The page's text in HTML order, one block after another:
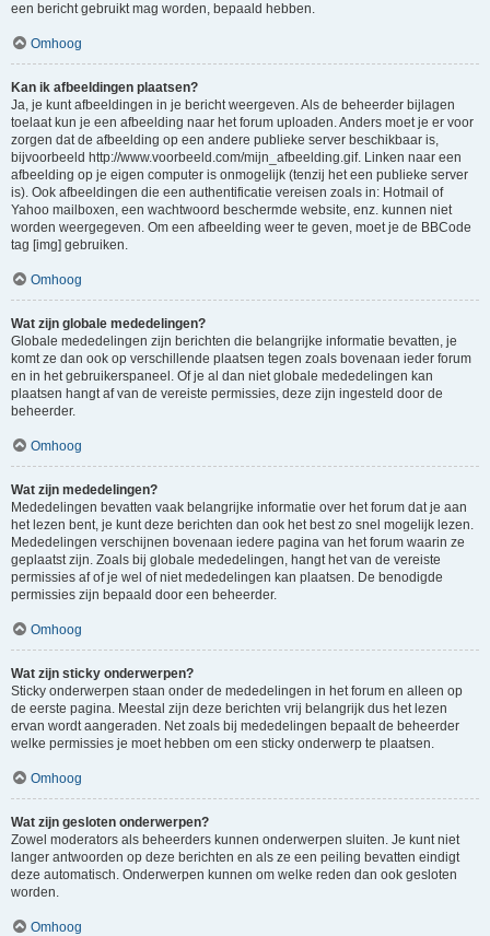
een bericht gebruikt mag worden, bepaald hebben.
Omhoog
Kan ik afbeeldingen plaatsen?
Ja, je kunt afbeeldingen in je bericht weergeven. Als de beheerder bijlagen
toelaat kun je een afbeelding naar het forum uploaden. Anders moet je er voor
zorgen dat de afbeelding op een andere publieke server beschikbaar is,
bijvoorbeeld http://www.voorbeeld.com/mijn_afbeelding.gif. Linken naar een
afbeelding op je eigen computer is onmogelijk (tenzij het een publieke server
is). Ook afbeeldingen die een authentificatie vereisen zoals in: Hotmail of
Yahoo mailboxen, een wachtwoord beschermde website, enz. kunnen niet
worden weergegeven. Om een afbeelding weer te geven, moet je de BBCode
tag [img] gebruiken.
Omhoog
Wat zijn globale mededelingen?
Globale mededelingen zijn berichten die belangrijke informatie bevatten, je
komt ze dan ook op verschillende plaatsen tegen zoals bovenaan ieder forum
en in het gebruikerspaneel. Of je al dan niet globale mededelingen kan
plaatsen hangt af van de vereiste permissies, deze zijn ingesteld door de
beheerder.
Omhoog
Wat zijn mededelingen?
Mededelingen bevatten vaak belangrijke informatie over het forum dat je aan
het lezen bent, je kunt deze berichten dan ook het best zo snel mogelijk lezen.
Mededelingen verschijnen bovenaan iedere pagina van het forum waarin ze
geplaatst zijn. Zoals bij globale mededelingen, hangt het van de vereiste
permissies af of je wel of niet mededelingen kan plaatsen. De benodigde
permissies zijn bepaald door een beheerder.
Omhoog
Wat zijn sticky onderwerpen?
Sticky onderwerpen staan onder de mededelingen in het forum en alleen op
de eerste pagina. Meestal zijn deze berichten vrij belangrijk dus het lezen
ervan wordt aangeraden. Net zoals bij mededelingen bepaalt de beheerder
welke permissies je moet hebben om een sticky onderwerp te plaatsen.
Omhoog
Wat zijn gesloten onderwerpen?
Zowel moderators als beheerders kunnen onderwerpen sluiten. Je kunt niet
langer antwoorden op deze berichten en als ze een peiling bevatten eindigt
deze automatisch. Onderwerpen kunnen om welke reden dan ook gesloten
worden.
Omhoog